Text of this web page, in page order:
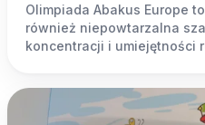
Olimpiada Abakus Europe
również niepowtarzalna
koncentracji i umiejętności